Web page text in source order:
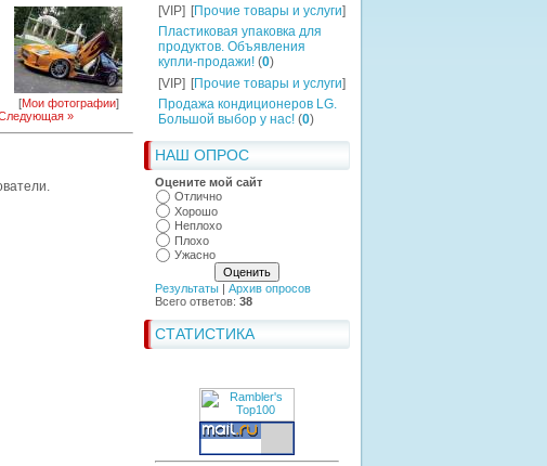
[VIP] [Прочие товары и услуги]
Пластиковая упаковка для
продуктов. Объявления
купли-продажи! (0)
[VIP] [Прочие товары и услуги]
Продажа кондиционеров LG.
Большой выбор у нас! (0)
НАШ ОПРОС
Оцените мой сайт
Отлично
Хорошо
Неплохо
Плохо
Ужасно
Результаты | Архив опросов
Всего ответов: 38
СТАТИСТИКА
[Мои фотографии]
»